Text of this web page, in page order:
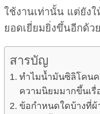
ใช้งานเท่านั้น แต่ยัง
ยอดเยี่ยมยิ่งขึ้นอีกด้ว
สารบัญ
ทำไมน้ำมันซิลิโคนค
ความนิยมมากขึ้นเรื่
ข้อกำหนดใดบ้างที่